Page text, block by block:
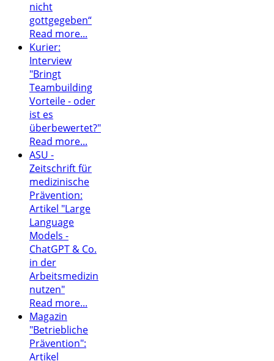
nicht
gottgegeben“
Read more...
Kurier:
Interview
"Bringt
Teambuilding
Vorteile - oder
ist es
überbewertet?"
Read more...
ASU -
Zeitschrift für
medizinische
Prävention:
Artikel "Large
Language
Models -
ChatGPT & Co.
in der
Arbeitsmedizin
nutzen"
Read more...
Magazin
"Betriebliche
Prävention":
Artikel